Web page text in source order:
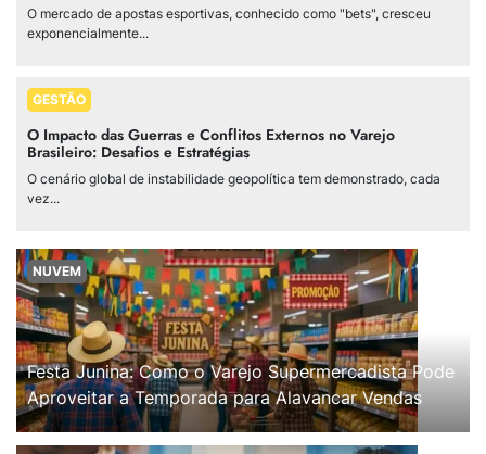
O mercado de apostas esportivas, conhecido como "bets", cresceu
exponencialmente...
GESTÃO
O Impacto das Guerras e Conflitos Externos no Varejo
Brasileiro: Desafios e Estratégias
O cenário global de instabilidade geopolítica tem demonstrado, cada
vez...
NUVEM
Festa Junina: Como o Varejo Supermercadista Pode
Aproveitar a Temporada para Alavancar Vendas